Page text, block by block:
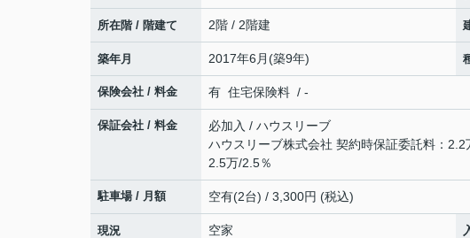
所在階 / 階建て 2階 / 2階建
築年月 2017年6月(築9年)
保険会社 / 料金 有 住宅保険料 / -
保証会社 / 料金
必加入 / ハウスリーブ
ハウスリーブ株式会社 契約時保証委託料：
2.5万/2.5％
駐車場 / 月額 空有(2台) / 3,300円 (税込)
現況 空家